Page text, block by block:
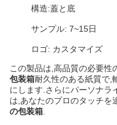
構造:蓋と底
サンプル: 7~15日
ロゴ: カスタマイズ
この製品は,高品質の必要性
包装箱耐久性のある紙質で,
にします.さらにパーソナラ
は,あなたのプロのタッチを
の包装箱